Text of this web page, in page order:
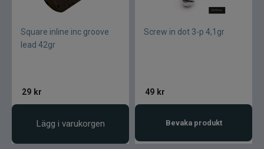
Square inline inc groove
lead 42gr
29 kr
Lägg i varukorgen
Screw in dot 3-p 4,1gr
49 kr
Bevaka produkt